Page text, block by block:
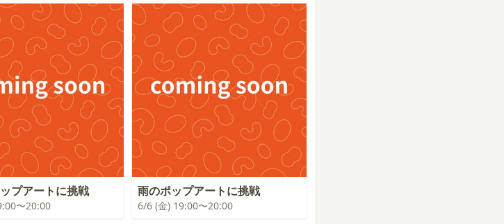
プアートに挑戦
〜20:00
雨のポップアートに挑戦
6/6 (金) 19:00〜20:00